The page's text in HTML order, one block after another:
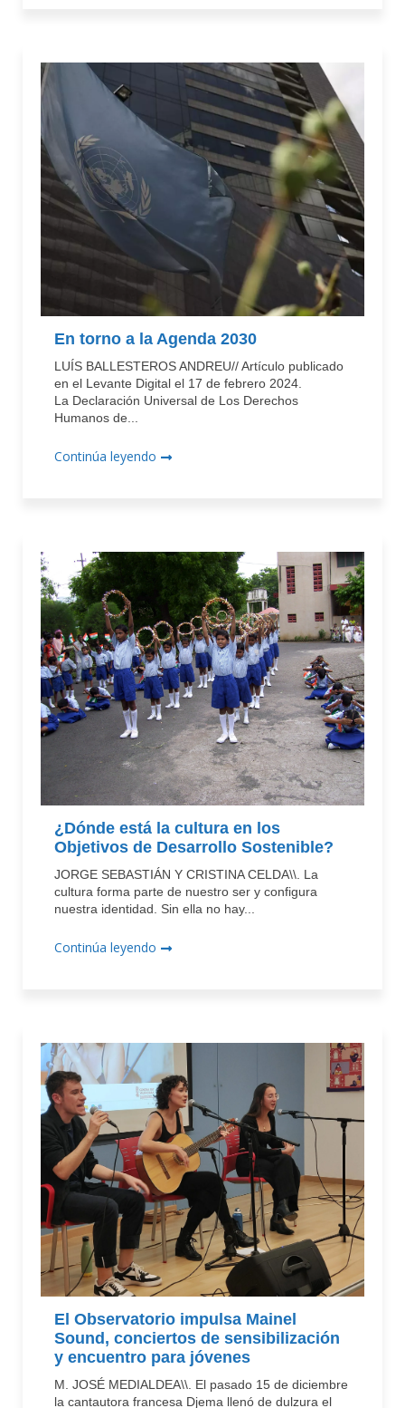
En torno a la Agenda 2030
LUÍS BALLESTEROS ANDREU// Artículo publicado
en el Levante Digital el 17 de febrero 2024.
La Declaración Universal de Los Derechos
Humanos de...
Continúa leyendo
¿Dónde está la cultura en los
Objetivos de Desarrollo Sostenible?
JORGE SEBASTIÁN Y CRISTINA CELDA\\. La
cultura forma parte de nuestro ser y configura
nuestra identidad. Sin ella no hay...
Continúa leyendo
El Observatorio impulsa Mainel
Sound, conciertos de sensibilización
y encuentro para jóvenes
M. JOSÉ MEDIALDEA\\. El pasado 15 de diciembre
la cantautora francesa Djema llenó de dulzura el